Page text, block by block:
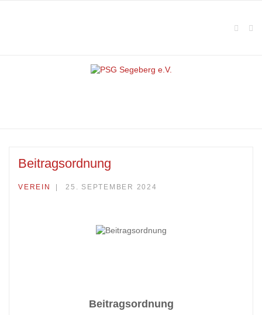
Beitragsordnung
VEREIN 25. SEPTEMBER 2024
Beitragsordnung